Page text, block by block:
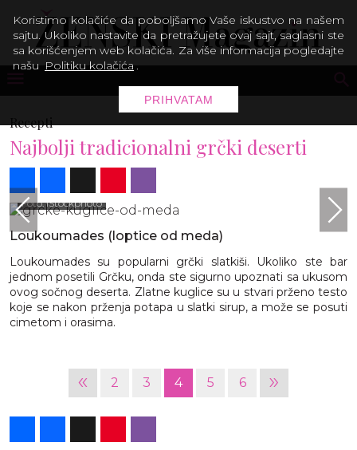
Recepti
Najbolji tradicionalni grčki deserti
Foto: iStockphoto
Loukoumades (loptice od meda)
Loukoumades su popularni grčki slatkiši. Ukoliko ste bar
jednom posetili Grčku, onda ste sigurno upoznati sa ukusom
ovog sočnog deserta. Zlatne kuglice su u stvari prženo testo
koje se nakon prženja potapa u slatki sirup, a može se posuti
cimetom i orasima.
« 2 3 4 5 6 »
Koristimo kolačiće da poboljšamo Vaše iskustvo na našem
sajtu. Ukoliko nastavite da pretražujete ovaj sajt, saglasni ste
sa korišćenjem web kolačića. Za više informacija pogledajte
našu Politiku kolačića .
PRIHVATAM